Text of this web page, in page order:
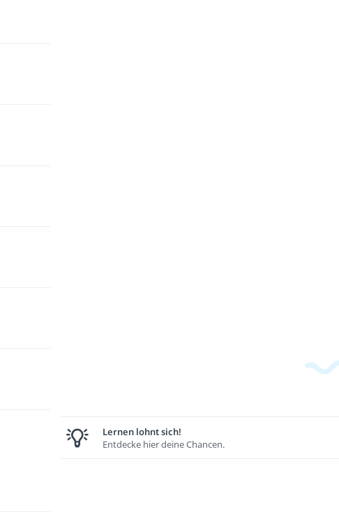
Lernen lohnt sich!
Entdecke hier deine Chancen.